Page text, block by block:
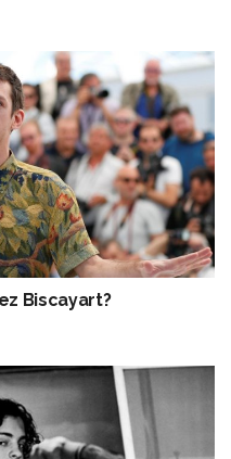
Biscayart?